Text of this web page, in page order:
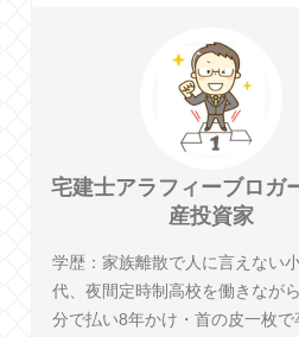
宅建士アラフィーブロガ
産投資家
学歴：家族離散で人に言えない
代、夜間定時制高校を働きなが
分で払い8年かけ・首の皮一枚で